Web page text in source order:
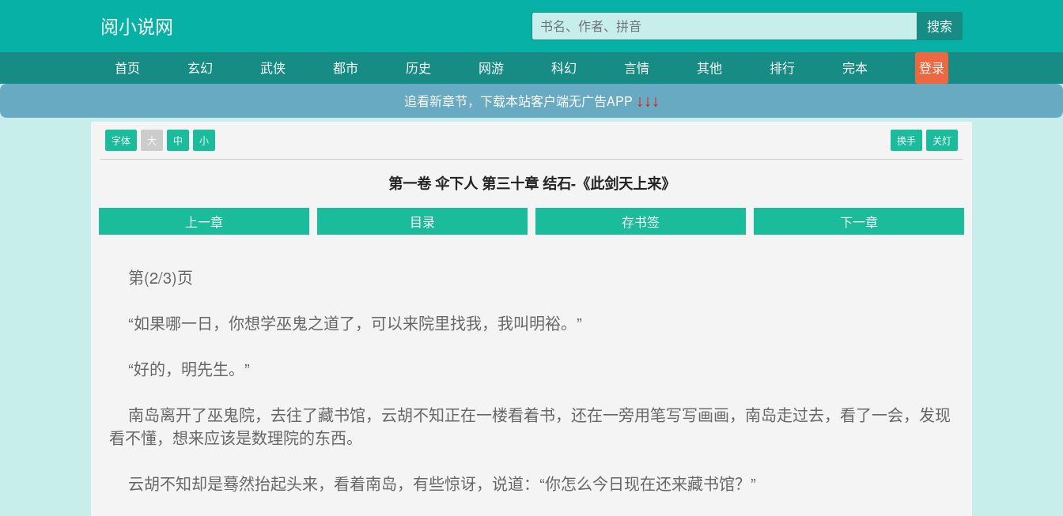
阅小说网 搜索
首页 玄幻 武侠 都市 历史 网游 科幻 言情 其他 排行 完本
登录
追看新章节，下载本站客户端无广告APP ↓↓↓
字体 大 中 小 换手 关灯
第一卷 伞下人 第三十章 结石-《此剑天上来》
上一章 目录 存书签 下一章
第(2/3)页
“如果哪一日，你想学巫鬼之道了，可以来院里找我，我叫明裕。”
“好的，明先生。”
南岛离开了巫鬼院，去往了藏书馆，云胡不知正在一楼看着书，还在一旁用笔写写画画，南岛走过去，看了一会，发现
看不懂，想来应该是数理院的东西。
云胡不知却是蓦然抬起头来，看着南岛，有些惊讶，说道：“你怎么今日现在还来藏书馆？”